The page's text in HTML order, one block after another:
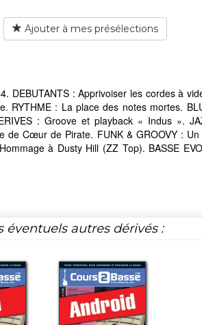
Ajouter à mes présélections
DEBUTANTS : Apprivoiser les cordes à
RYTHME : La place des notes mortes.
: Groove et playback « Indus ».
de Cœur de Pirate. FUNK & GROOVY :
à Dusty Hill (ZZ Top). BASSE
autres dérivés :